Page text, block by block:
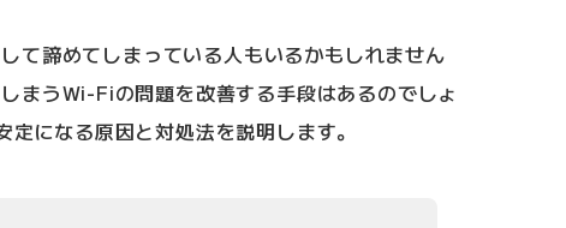
て諦めてしまっている人もいるかもしれません
まうWi-Fiの問題を改善する手段はあるのでしょ
になる原因と対処法を説明します。